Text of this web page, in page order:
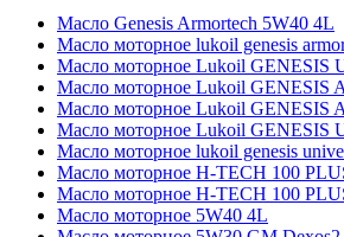
Масло Genesis Armortech 5W40 4L
Масло моторное lukoil genesis
Масло моторное Lukoil GENESIS
Масло моторное Lukoil GENESIS
Масло моторное Lukoil GENESIS
Масло моторное Lukoil GENESIS
Масло моторное lukoil genesis
Масло моторное H-TECH 100
Масло моторное H-TECH 100
Масло моторное 5W40 4L